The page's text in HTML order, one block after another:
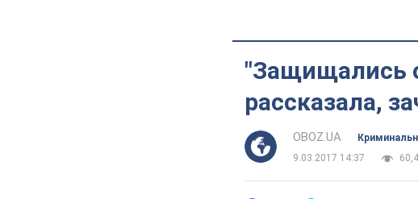
"Защищались
рассказала,
OBOZ.UA
9.03.2017 14:37